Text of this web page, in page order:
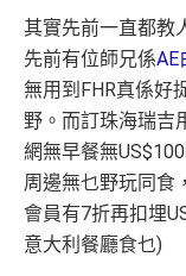
其實先前一直都教
先前有位師兄係AE
無用到FHR真係好
野。而訂珠海瑞吉
網無早餐無
周邊無乜野玩同食
會員有7折再扣埋
意大利餐廳食乜)